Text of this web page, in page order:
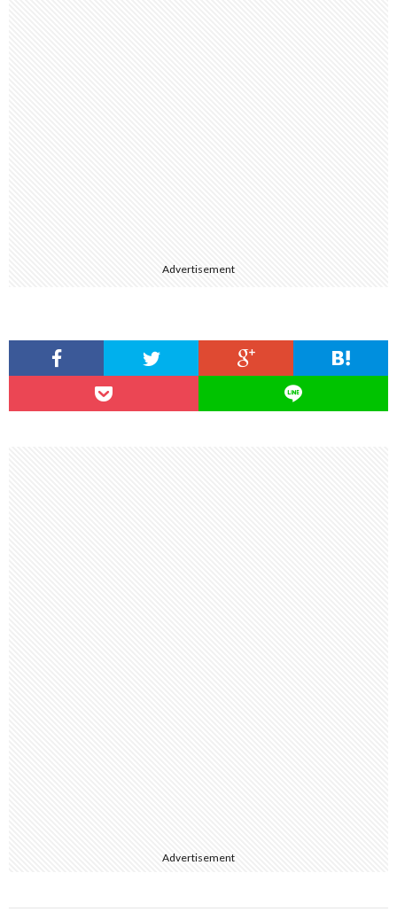
Advertisement
Advertisement